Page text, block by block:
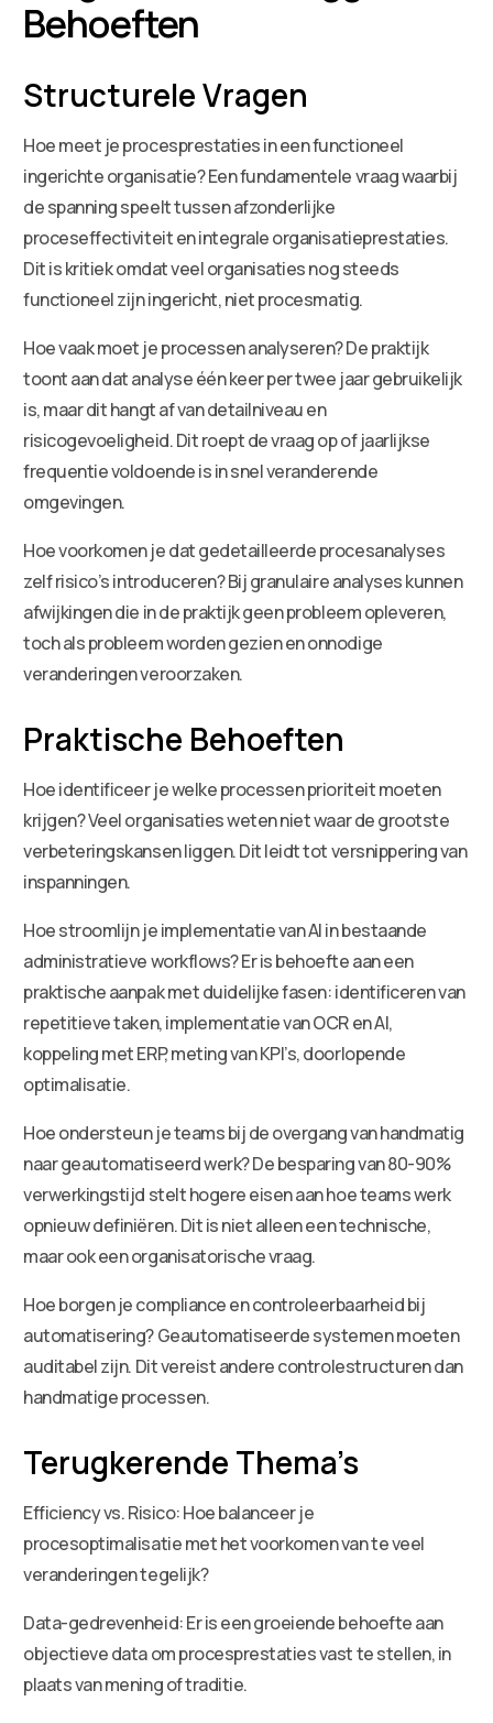
Behoeften
Structurele Vragen
Hoe meet je procesprestaties in een functioneel
ingerichte organisatie? Een fundamentele vraag waarbij
de spanning speelt tussen afzonderlijke
proceseffectiviteit en integrale organisatieprestaties.
Dit is kritiek omdat veel organisaties nog steeds
functioneel zijn ingericht, niet procesmatig.
Hoe vaak moet je processen analyseren? De praktijk
toont aan dat analyse één keer per twee jaar gebruikelijk
is, maar dit hangt af van detailniveau en
risicogevoeligheid. Dit roept de vraag op of jaarlijkse
frequentie voldoende is in snel veranderende
omgevingen.
Hoe voorkomen je dat gedetailleerde procesanalyses
zelf risico’s introduceren? Bij granulaire analyses kunnen
afwijkingen die in de praktijk geen probleem opleveren,
toch als probleem worden gezien en onnodige
veranderingen veroorzaken.
Praktische Behoeften
Hoe identificeer je welke processen prioriteit moeten
krijgen? Veel organisaties weten niet waar de grootste
verbeteringskansen liggen. Dit leidt tot versnippering van
inspanningen.
Hoe stroomlijn je implementatie van AI in bestaande
administratieve workflows? Er is behoefte aan een
praktische aanpak met duidelijke fasen: identificeren van
repetitieve taken, implementatie van OCR en AI,
koppeling met ERP, meting van KPI’s, doorlopende
optimalisatie.
Hoe ondersteun je teams bij de overgang van handmatig
naar geautomatiseerd werk? De besparing van 80-90%
verwerkingstijd stelt hogere eisen aan hoe teams werk
opnieuw definiëren. Dit is niet alleen een technische,
maar ook een organisatorische vraag.
Hoe borgen je compliance en controleerbaarheid bij
automatisering? Geautomatiseerde systemen moeten
auditabel zijn. Dit vereist andere controlestructuren dan
handmatige processen.
Terugkerende Thema’s
Efficiency vs. Risico: Hoe balanceer je
procesoptimalisatie met het voorkomen van te veel
veranderingen tegelijk?
Data-gedrevenheid: Er is een groeiende behoefte aan
objectieve data om procesprestaties vast te stellen, in
plaats van mening of traditie.